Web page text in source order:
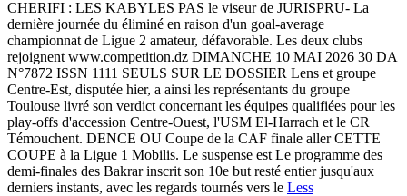
CHERIFI : LES KABYLES PAS le viseur de JURISPRU- La
dernière journée du éliminé en raison d'un goal-average
championnat de Ligue 2 amateur, défavorable. Les deux clubs
rejoignent www.competition.dz DIMANCHE 10 MAI 2026 30 DA
N°7872 ISSN 1111 SEULS SUR LE DOSSIER Lens et groupe
Centre-Est, disputée hier, a ainsi les représentants du groupe
Toulouse livré son verdict concernant les équipes qualifiées pour les
play-offs d'accession Centre-Ouest, l'USM El-Harrach et le CR
Témouchent. DENCE OU Coupe de la CAF finale aller CETTE
COUPE à la Ligue 1 Mobilis. Le suspense est Le programme des
demi-finales des Bakrar inscrit son 10e but resté entier jusqu'aux
derniers instants, avec les regards tournés vers le Less